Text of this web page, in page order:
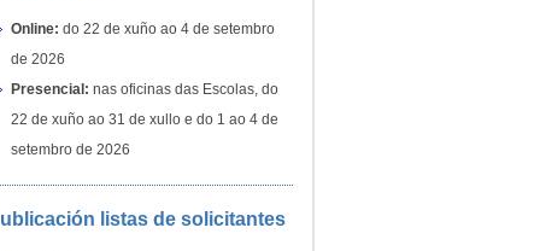
Online: do 22 de xuño ao 4 de setembro
de 2026
Presencial: nas oficinas das Escolas, do
22 de xuño ao 31 de xullo e do 1 ao 4 de
setembro de 2026
listas de solicitantes